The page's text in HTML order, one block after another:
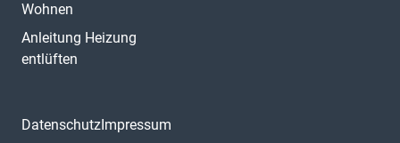
Wohnen
Anleitung Heizung
entlüften
DatenschutzImpressum